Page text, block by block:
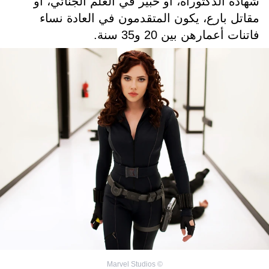
مقاتل بارع، يكون المتقدمون في العادة نساء
فاتنات أعمارهن بين 20 و35 سنة.
©
Marvel Studios